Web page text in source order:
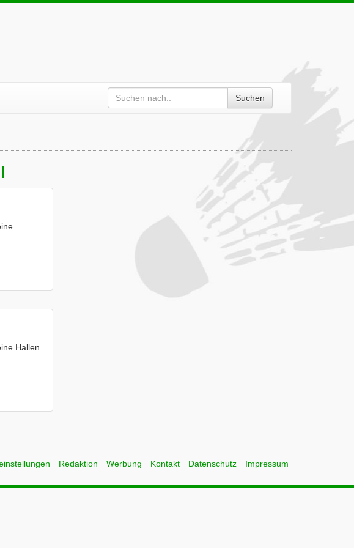
Suchen
Hallen
Redaktion Werbung Kontakt Datenschutz Impressum